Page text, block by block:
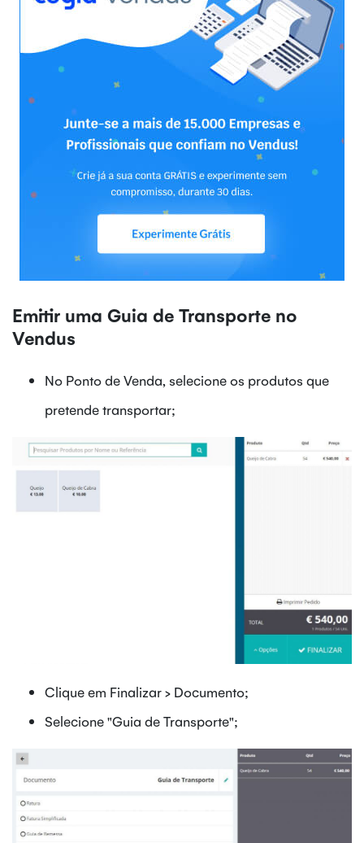
Emitir uma Guia de Transporte no
Vendus
No Ponto de Venda, selecione os produtos que
pretende transportar;
Clique em Finalizar > Documento;
Selecione "Guia de Transporte";